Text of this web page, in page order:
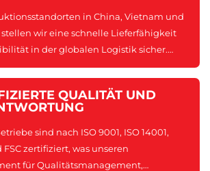
in China, Vietnam und
stellen wir eine schnelle Lieferfähigkeit
in der globalen Logistik sicher.
unterstützen große
QUALITÄT UND
sind nach ISO 9001, ISO 14001,
FSC zertifiziert, was unseren
für Qualitätsmanagement,